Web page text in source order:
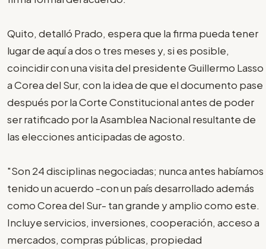
Quito, detalló Prado, espera que la firma pueda tener
lugar de aquí a dos o tres meses y, si es posible,
coincidir con una visita del presidente Guillermo Lasso
a Corea del Sur, con la idea de que el documento pase
después por la Corte Constitucional antes de poder
ser ratificado por la Asamblea Nacional resultante de
las elecciones anticipadas de agosto.
"Son 24 disciplinas negociadas; nunca antes habíamos
tenido un acuerdo -con un país desarrollado además
como Corea del Sur- tan grande y amplio como este.
Incluye servicios, inversiones, cooperación, acceso a
mercados, compras públicas, propiedad